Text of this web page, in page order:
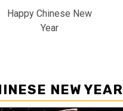
Happy Chinese New
Year
NEW YEAR